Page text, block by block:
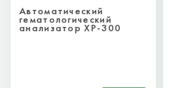
Автоматический
гематологический
анализатор XP-300